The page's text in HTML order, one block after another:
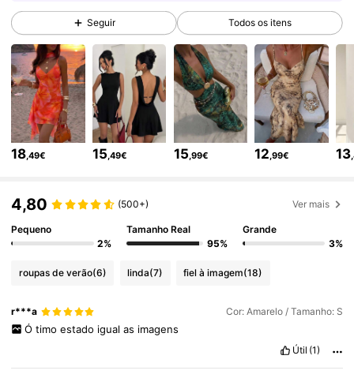
4,77 2.6M Seguidores
4,77 2.6M Seguidores
4,77 2.6M Seguidores
2.6M Seguidores
4,77 2.6M Seguidores
Seguir Todos os itens
18,49€ 15,49€ 15,99€ 12,99€ 13
4,80 (500+) Ver mais
Pequeno
2%
Tamanho Real
95%
Grande
3%
roupas de verão(6) linda(7) fiel à imagem(18)
r***a Cor: Amarelo / Tamanho: S
Ó timo estado igual as imagens
Útil (1)